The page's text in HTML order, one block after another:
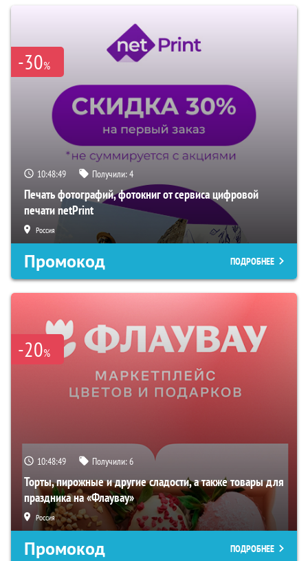
-30%
10:48:48 Получили:4
Печать фотографий, фотокниг от сервиса цифровой
печати netPrint
Россия
Промокод ПОДРОБНЕЕ
-20%
10:48:48 Получили:6
Торты, пирожные и другие сладости, а также товары для
праздника на «Флаувау»
Россия
Промокод ПОДРОБНЕЕ